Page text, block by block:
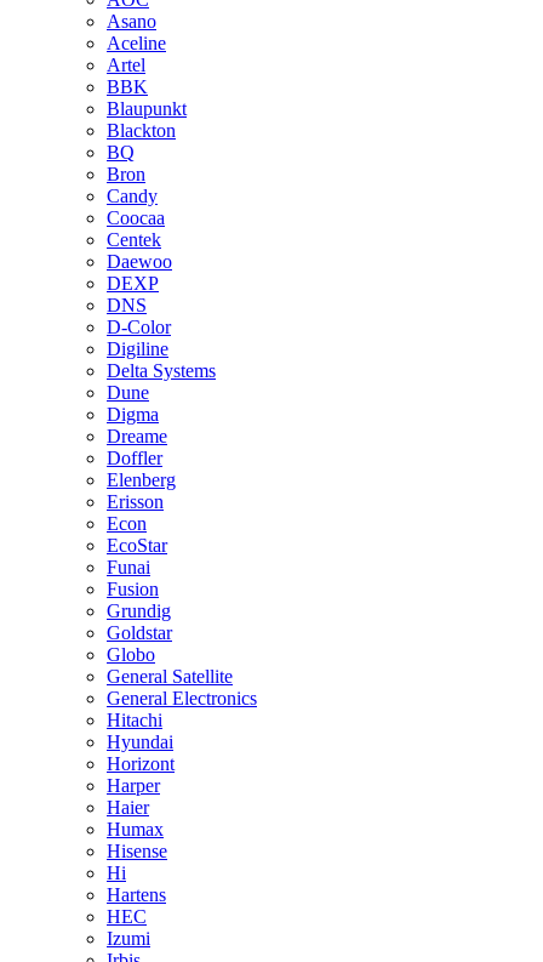
Asano
Aceline
Artel
BBK
Blaupunkt
Blackton
BQ
Bron
Candy
Coocaa
Centek
Daewoo
DEXP
DNS
D-Color
Digiline
Delta Systems
Dune
Digma
Dreame
Doffler
Elenberg
Erisson
Econ
EcoStar
Funai
Fusion
Grundig
Goldstar
Globo
General Satellite
General Electronics
Hitachi
Hyundai
Horizont
Harper
Haier
Humax
Hisense
Hi
Hartens
HEC
Izumi